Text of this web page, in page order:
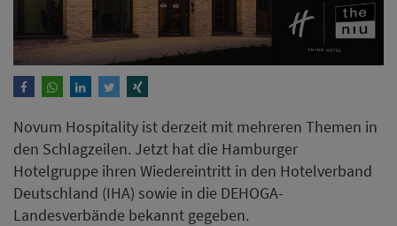
Novum Hospitality ist derzeit mit mehreren Themen in
den Schlagzeilen. Jetzt hat die Hamburger
Hotelgruppe ihren Wiedereintritt in den Hotelverband
Deutschland (IHA) sowie in die DEHOGA-
Landesverbände bekannt gegeben.